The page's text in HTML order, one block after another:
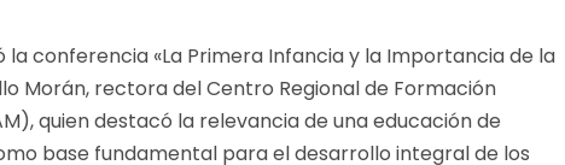
conferencia «La Primera Infancia y la Importancia de la
Morán, rectora del Centro Regional de Formación
quien destacó la relevancia de una educación de
base fundamental para el desarrollo integral de los